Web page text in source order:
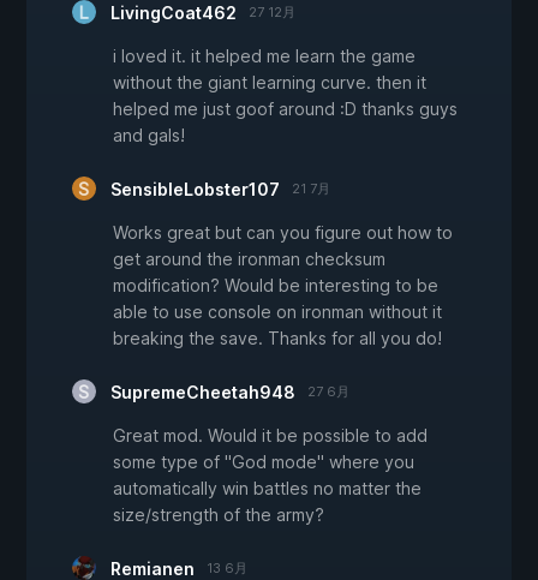
LivingCoat462 27 12月
i loved it. it helped me learn the game
without the giant learning curve. then it
helped me just goof around :D thanks guys
and gals!
SensibleLobster107 21 7月
Works great but can you figure out how to
get around the ironman checksum
modification? Would be interesting to be
able to use console on ironman without it
breaking the save. Thanks for all you do!
SupremeCheetah948 27 6月
Great mod. Would it be possible to add
some type of "God mode" where you
automatically win battles no matter the
size/strength of the army?
Remianen 13 6月